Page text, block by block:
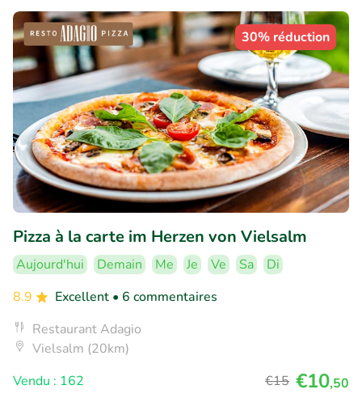
30% réduction
Pizza à la carte im Herzen von Vielsalm
Aujourd'hui Demain Me Je Ve Sa
Di
8.9
Excellent • 6 commentaires
Restaurant Adagio
Vielsalm (20km)
Vendu : 162
€15 €10,50